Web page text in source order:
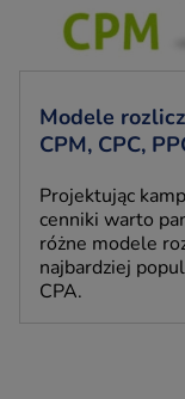
Modele
CPM, CPC,
Projektując
cenniki warto
różne modele
najbardziej
CPA.